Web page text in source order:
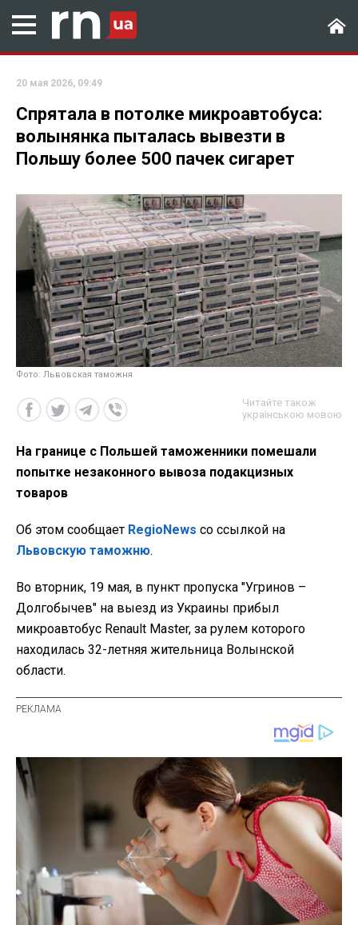
20 мая 2026, 09:49
Спрятала в потолке микроавтобуса:
волынянка пыталась вывезти в
Польшу более 500 пачек сигарет
Фото: Львовская таможня
Читайте також
українською мовою
На границе с Польшей таможенники помешали
попытке незаконного вывоза подакцизных
товаров
Об этом сообщает RegioNews со ссылкой на
Львовскую таможню.
Во вторник, 19 мая, в пункт пропуска "Угринов –
Долгобычев" на выезд из Украины прибыл
микроавтобус Renault Master, за рулем которого
находилась 32-летняя жительница Волынской
области.